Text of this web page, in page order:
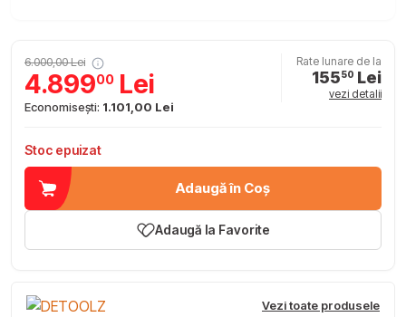
6.000,00 Lei
4.89900 Lei
Economisești: 1.101,00 Lei
Rate lunare de la
15550 Lei
vezi detalii
Stoc epuizat
Adaugă în Coș
Adaugă la Favorite
Vezi toate produsele